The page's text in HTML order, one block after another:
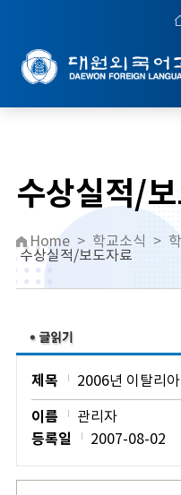
수상실적/
Home > 학교소식 >
수상실적/보도자료
제목 2006년 이탈리
이름 관리자
등록일 2007-08-02